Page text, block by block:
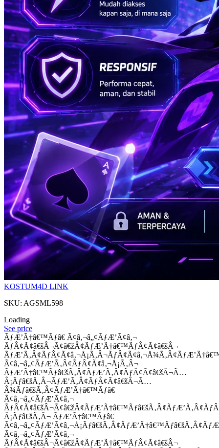
KOSTUM4D LINK
SKU: AGSML598
Loading
See price
ÃƒÆ’Ã†â€™Ãƒâ€ Ã¢â‚¬â„¢ÃƒÆ’Ã¢â‚¬
ÃƒÂ¢Ã¢â€šÂ¬Ã¢â€žÂ¢ÃƒÆ’Ã†â€™ÃƒÂ¢Ã¢â€šÂ¬
Ã¢â‚¬â„¢ÃƒÆ’Ã‚Â¢ÃƒÂ¢Ã¢â‚¬Å¡Ã‚Â¬
ÃƒÆ’Ã†â€™Ãƒâ€šÃ‚Â¢ÃƒÆ’Ã‚Â¢ÃƒÂ¢Ã¢â€šÂ¬Ã…
Â¡Ãƒâ€šÃ‚Â¬ÃƒÆ’Ã‚Â¢ÃƒÂ¢Ã¢â€šÂ¬Ã…
Â¾Ãƒâ€šÃ‚Â¢ÃƒÆ’Ã†â€™Ãƒâ€
Ã¢â‚¬â„¢ÃƒÆ’Ã¢â‚¬
Â¡Ãƒâ€šÃ‚Â¬ ÃƒÆ’Ã†â€™Ãƒâ€
Ã¢â‚¬â„¢ÃƒÆ’Ã¢â‚¬
ÃƒÂ¢Ã¢â€šÂ¬Ã¢â€žÂ¢ÃƒÆ’Ã†â€™ÃƒÂ¢Ã¢â€šÂ¬